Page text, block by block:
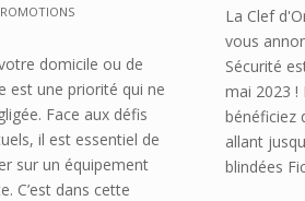
domicile ou de
est une priorité qui ne
Face aux défis
il est essentiel de
sur un équipement
C’est dans cette
La Clef
vous
Sécurité
mai 2023 !
bénéficiez
allant
blindées